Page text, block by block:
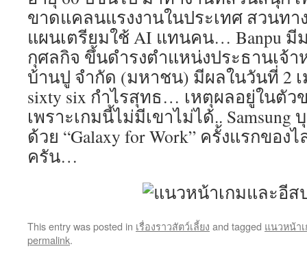
ขาดแคลนแรงงานในประเทศ สวนทา
แผนเตรียมใช้ AI แทนคน… Banpu มี
กุศลกิจ ขึ้นดำรงตำแหน่งประธานเจ้
บ้านปู จำกัด (มหาชน) มีผลในวันที่ 2 เ
sixty six กำไรสุทธ… เหตุผลอยู่ในตัว
เพราะเกมนี้ไม่มีเขาไม่ได้..
ด้วย “Galaxy for Work” ครั้งแรกข
ครัน…
This entry was posted in เรื่องราวสัตว์เลี้ยง and tagged แนวหน้า
permalink.